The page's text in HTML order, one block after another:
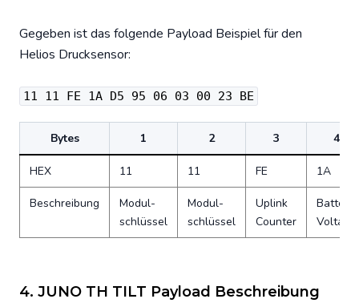
Gegeben ist das folgende Payload Beispiel für den
Helios Drucksensor:
11 11 FE 1A D5 95 06 03 00 23 BE
Bytes 1 2 3 4
HEX 11 11 FE 1A
Beschreibung
Modul­
schlüssel
Modul­
schlüssel
Uplink
Counter
Battery
Voltage
4. JUNO TH TILT Payload Beschreibung